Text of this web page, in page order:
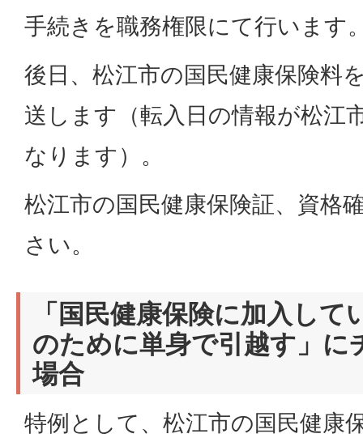
手続きを職務権限にて行います
後日、松江市の国民健康保険料
送します（転入日の情報が松江
なります）。
松江市の国民健康保険証、資格
さい。
「国民健康保険に加入し
のために単身で引越す」に
場合
特例として、松江市の国民健康